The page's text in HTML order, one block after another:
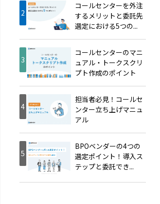
コールセンターを外注
するメリットと委託先
選定における5つの...
コールセンターのマニ
ュアル・トークスクリ
プト作成のポイント
担当者必見！コールセ
ンター立ち上げマニュ
アル
BPOベンダーの4つの
選定ポイント！導入ス
テップと委託でき...